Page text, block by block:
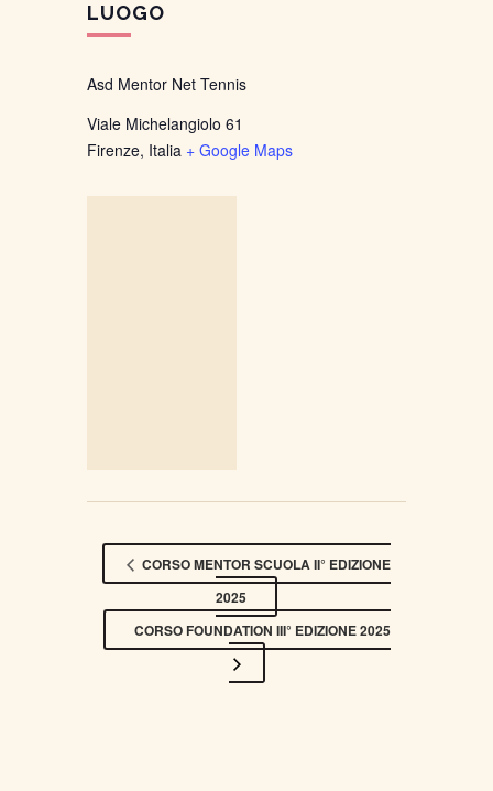
LUOGO
Asd Mentor Net Tennis
Viale Michelangiolo 61
Firenze, Italia + Google Maps
CORSO MENTOR SCUOLA II° EDIZIONE
2025
CORSO FOUNDATION III° EDIZIONE 2025